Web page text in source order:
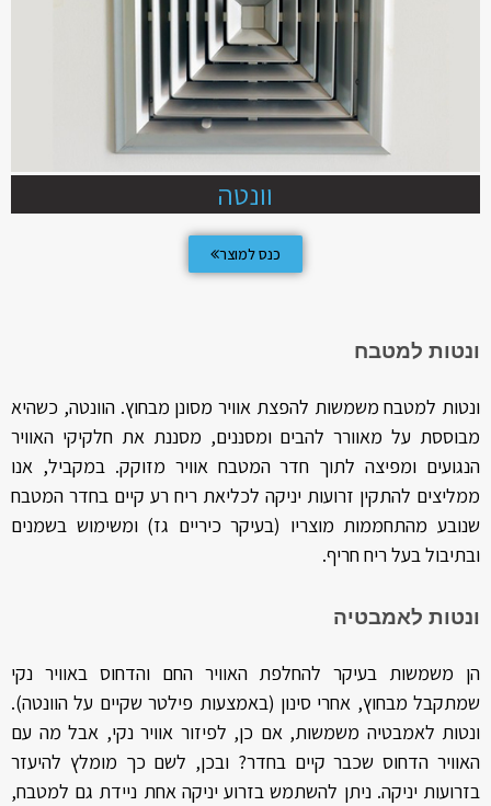
וונטה
כנס למוצר
ונטות למטבח
ונטות למטבח משמשות להפצת אוויר מסונן מבחוץ. הוונטה, כשהיא
מבוססת על מאוורר להבים ומסננים, מסננת את חלקיקי האוויר
הנגועים ומפיצה לתוך חדר המטבח אוויר מזוקק. במקביל, אנו
ממליצים להתקין זרועות יניקה לכליאת ריח רע קיים בחדר המטבח
שנובע מהתחממות מוצריו (בעיקר כיריים גז) ומשימוש בשמנים
ובתיבול בעל ריח חריף.
ונטות לאמבטיה
הן משמשות בעיקר להחלפת האוויר החם והדחוס באוויר נקי
שמתקבל מבחוץ, אחרי סינון (באמצעות פילטר שקיים על הוונטה).
ונטות לאמבטיה משמשות, אם כן, לפיזור אוויר נקי, אבל מה עם
האוויר הדחוס שכבר קיים בחדר? ובכן, לשם כך מומלץ להיעזר
בזרועות יניקה. ניתן להשתמש בזרוע יניקה אחת ניידת גם למטבח,